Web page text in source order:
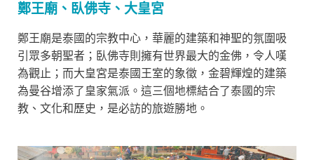
鄭王廟、臥佛寺、大皇宮
鄭王廟是泰國的宗教中心，華麗的建築和神聖的氛圍吸
引眾多朝聖者；臥佛寺則擁有世界最大的金佛，令人嘆
為觀止；而大皇宮是泰國王室的象徵，金碧輝煌的建築
為曼谷增添了皇家氣派。這三個地標結合了泰國的宗
教、文化和歷史，是必訪的旅遊勝地。